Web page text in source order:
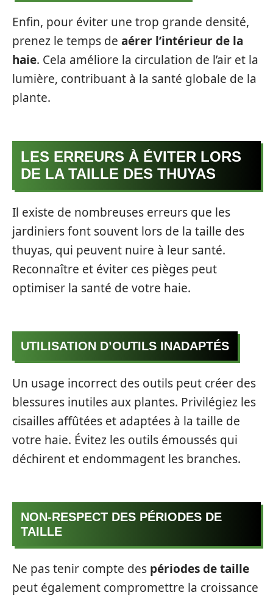
Enfin, pour éviter une trop grande densité,
prenez le temps de aérer l’intérieur de la
haie. Cela améliore la circulation de l’air et la
lumière, contribuant à la santé globale de la
plante.
LES ERREURS À ÉVITER LORS
DE LA TAILLE DES THUYAS
Il existe de nombreuses erreurs que les
jardiniers font souvent lors de la taille des
thuyas, qui peuvent nuire à leur santé.
Reconnaître et éviter ces pièges peut
optimiser la santé de votre haie.
UTILISATION D’OUTILS INADAPTÉS
Un usage incorrect des outils peut créer des
blessures inutiles aux plantes. Privilégiez les
cisailles affûtées et adaptées à la taille de
votre haie. Évitez les outils émoussés qui
déchirent et endommagent les branches.
NON-RESPECT DES PÉRIODES DE
TAILLE
Ne pas tenir compte des périodes de taille
peut également compromettre la croissance